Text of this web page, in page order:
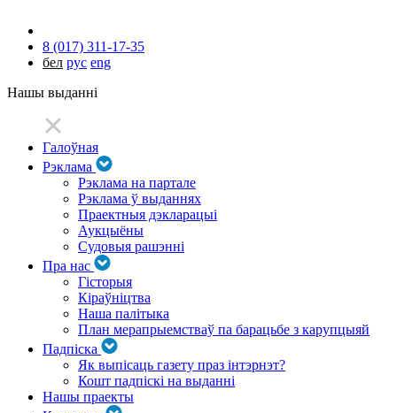
8 (017) 311-17-35
бел рус eng
Нашы выданні
Галоўная
Рэклама
Рэклама на партале
Рэклама ў выданнях
Праектныя дэкларацыі
Аукцыёны
Судовыя рашэнні
Пра нас
Гісторыя
Кіраўніцтва
Наша палітыка
План мерапрыемстваў па барацьбе з карупцыяй
Падпіска
Як выпісаць газету праз інтэрнэт?
Кошт падпіскі на выданні
Нашы праекты